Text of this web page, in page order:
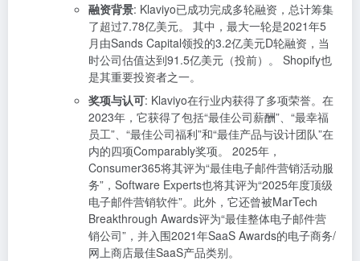
融资背景: Klaviyo已成功完成多轮融资，总计筹集
了超过7.78亿美元。 其中，最大一轮是2021年5
月由Sands Capital领投的3.2亿美元D轮融资，当
时公司估值达到91.5亿美元（投前）。 Shopify也
是其重要投资者之一。
奖项与认可: Klaviyo在行业内获得了多项荣誉。在
2023年，它获得了包括“最佳公司薪酬”、“最幸福
员工”、“最佳公司福利”和“最佳产品与设计团队”在
内的四项Comparably奖项。 2025年，
Consumer365将其评为“最佳电子邮件营销活动服
务”，Software Experts也将其评为“2025年度顶级
电子邮件营销软件”。此外，它还曾被MarTech
Breakthrough Awards评为“最佳整体电子邮件营
销公司”，并入围2021年SaaS Awards的电子商务/
网上商店最佳SaaS产品类别。